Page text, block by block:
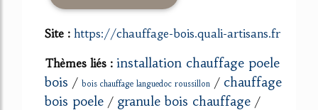
Site : https://chauffage-bois.quali-artisans.fr
Thèmes liés : installation chauffage poele
bois / bois chauffage languedoc roussillon / chauffage
bois poele / granule bois chauffage /